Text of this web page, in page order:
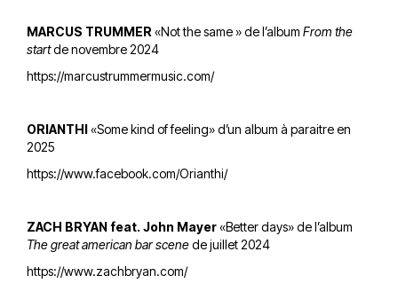
MARCUS TRUMMER «Not the same » de l’album From the
startde novembre 2024
https://marcustrummermusic.com/
ORIANTHI«Some kind of feeling» d’un album à paraitre en
2025
https://www.facebook.com/Orianthi/
ZACH BRYAN feat. John Mayer«Better days» de l’album
The great american bar scenede juillet 2024
https://www.zachbryan.com/